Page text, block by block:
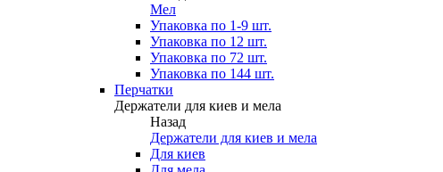
Мел
Упаковка по 1-9 шт.
Упаковка по 12 шт.
Упаковка по 72 шт.
Упаковка по 144 шт.
Перчатки
Держатели для киев и мела
Назад
Держатели для киев и мела
Для киев